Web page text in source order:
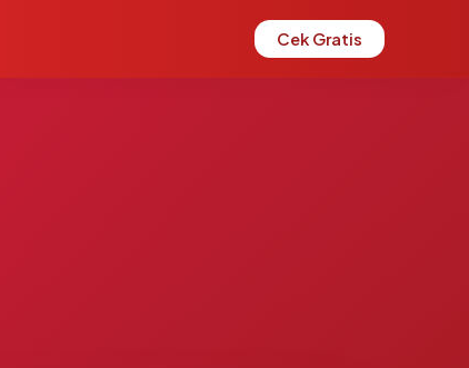
Cek Gratis